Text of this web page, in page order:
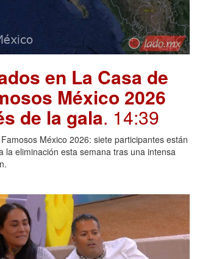
en La Casa de
México 2026
de la gala. 14:39
México 2026: siete participantes están
la eliminación esta semana tras una intensa